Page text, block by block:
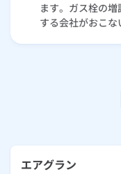
ます。ガス栓の
する会社がおこな
エアグラン